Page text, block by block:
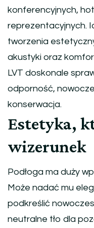
konferencyjnych,
reprezentacyjnych.
tworzenia
akustyki oraz
LVT doskonale
odporność,
konserwacja.
Estetyka,
wizerunek
Podłoga ma duży
Może nadać mu
podkreślić
neutralne tło dla